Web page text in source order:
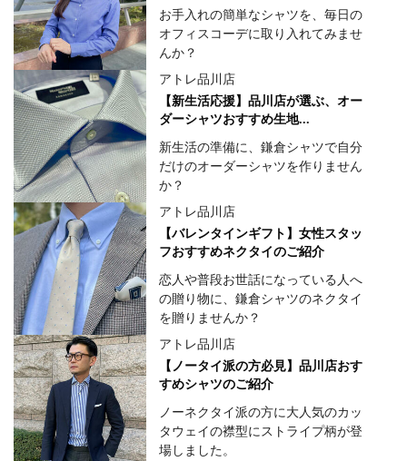
お手入れの簡単なシャツを、毎日の
オフィスコーデに取り入れてみませ
んか？
アトレ品川店
【新生活応援】品川店が選ぶ、オー
ダーシャツおすすめ生地...
新生活の準備に、鎌倉シャツで自分
だけのオーダーシャツを作りません
か？
アトレ品川店
【バレンタインギフト】女性スタッ
フおすすめネクタイのご紹介
恋人や普段お世話になっている人へ
の贈り物に、鎌倉シャツのネクタイ
を贈りませんか？
アトレ品川店
【ノータイ派の方必見】品川店おす
すめシャツのご紹介
ノーネクタイ派の方に大人気のカッ
タウェイの襟型にストライプ柄が登
場しました。